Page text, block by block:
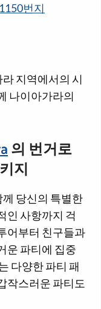
번지
지역에서의 시
나이아가라의
의 번거로
지
당신의 특별한
인 사항까지 걱
어부터 친구들과
운 파티에 집중
다양한 파티 패
작스러운 파티도